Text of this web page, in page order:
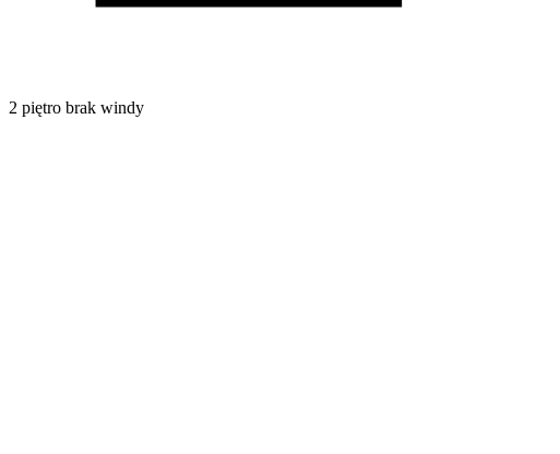
2 piętro brak windy